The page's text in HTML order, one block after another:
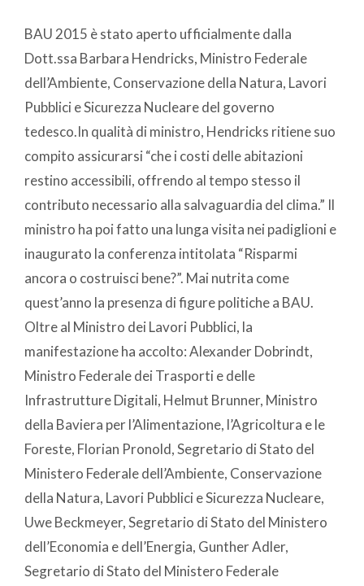
BAU 2015 è stato aperto ufficialmente dalla
Dott.ssa Barbara Hendricks, Ministro Federale
dell’Ambiente, Conservazione della Natura, Lavori
Pubblici e Sicurezza Nucleare del governo
tedesco.In qualità di ministro, Hendricks ritiene suo
compito assicurarsi “che i costi delle abitazioni
restino accessibili, offrendo al tempo stesso il
contributo necessario alla salvaguardia del clima.” Il
ministro ha poi fatto una lunga visita nei padiglioni e
inaugurato la conferenza intitolata “Risparmi
ancora o costruisci bene?”. Mai nutrita come
quest’anno la presenza di figure politiche a BAU.
Oltre al Ministro dei Lavori Pubblici, la
manifestazione ha accolto: Alexander Dobrindt,
Ministro Federale dei Trasporti e delle
Infrastrutture Digitali, Helmut Brunner, Ministro
della Baviera per l’Alimentazione, l’Agricoltura e le
Foreste, Florian Pronold, Segretario di Stato del
Ministero Federale dell’Ambiente, Conservazione
della Natura, Lavori Pubblici e Sicurezza Nucleare,
Uwe Beckmeyer, Segretario di Stato del Ministero
dell’Economia e dell’Energia, Gunther Adler,
Segretario di Stato del Ministero Federale